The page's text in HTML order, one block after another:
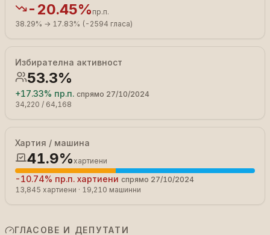
-20.45% пр.п.
38.29% → 17.83% ( -2594 гласа)
Избирателна активност
53.3%
+17.33% пр.п. спрямо 27/10/2024
34,220 / 64,168
Хартия / машина
41.9%хартиени
-10.74% пр.п. хартиени спрямо 27/10/2024
13,845 хартиени · 19,210 машинни
ГЛАСОВЕ И ДЕПУТАТИ